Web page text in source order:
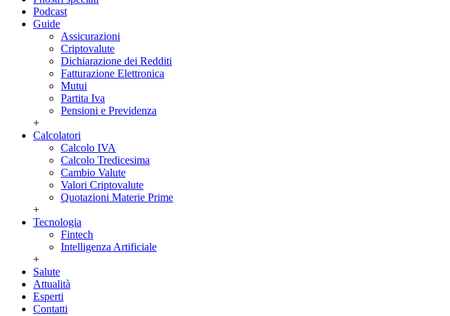
Podcast
Guide
Assicurazioni
Criptovalute
Dichiarazione dei Redditi
Fatturazione Elettronica
Mutui
Partita Iva
Pensioni e Previdenza
+
Calcolatori
Calcolo IVA
Calcolo Tredicesima
Cambio Valute
Valori Criptovalute
Quotazioni Materie Prime
+
Tecnologia
Fintech
Intelligenza Artificiale
+
Salute
Attualità
Esperti
Contatti